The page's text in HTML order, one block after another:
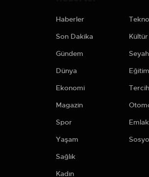
Haberler
Son Dakika
Gündem
Dünya
Ekonomi
Magazin
Spor
Yaşam
Sağlık
Kadın
Eğitim
Emlak
Sosyo